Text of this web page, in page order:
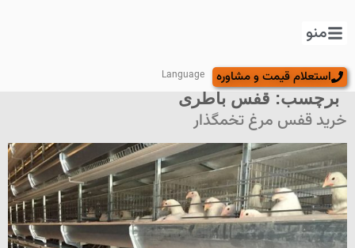
منو
استعلام قیمت و مشاوره Language
برچسب: قفس باطری
خرید قفس مرغ تخمگذار